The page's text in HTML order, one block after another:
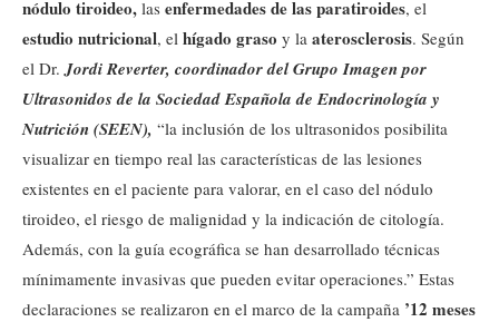
nódulo tiroideo, las enfermedades de las paratiroides, el
estudio nutricional, el hígado graso y la aterosclerosis. Según
el Dr. Jordi Reverter, coordinador del Grupo Imagen por
Ultrasonidos de la Sociedad Española de Endocrinología y
Nutrición (SEEN), “la inclusión de los ultrasonidos posibilita
visualizar en tiempo real las características de las lesiones
existentes en el paciente para valorar, en el caso del nódulo
tiroideo, el riesgo de malignidad y la indicación de citología.
Además, con la guía ecográfica se han desarrollado técnicas
mínimamente invasivas que pueden evitar operaciones.” Estas
declaraciones se realizaron en el marco de la campaña ’12 meses